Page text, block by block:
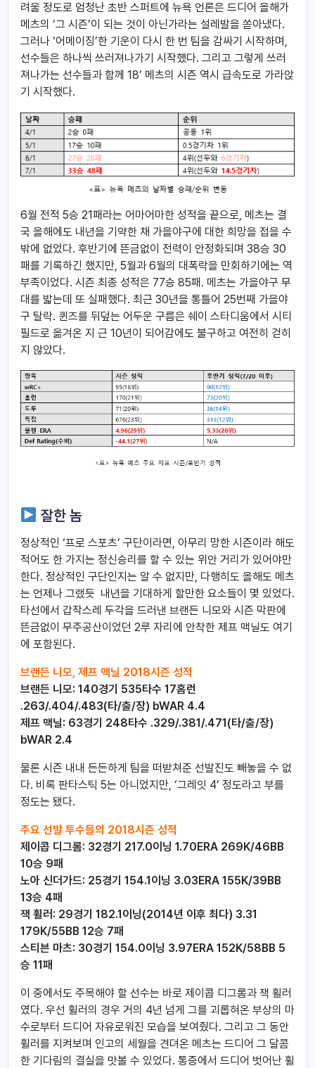
려울 정도로 엄청난 초반 스퍼트에 뉴욕 언론은 드디어 올해가
메츠의 ‘그 시즌’이 되는 것이 아닌가라는 설레발을 쏟아냈다.
그러나 ‘어메이징’한 기운이 다시 한 번 팀을 감싸기 시작하며,
선수들은 하나씩 쓰러져나가기 시작했다. 그리고 그렇게 쓰러
져나가는 선수들과 함께 18’ 메츠의 시즌 역시 급속도로 가라앉
기 시작했다.
6월 전적 5승 21패라는 어마어마한 성적을 끝으로, 메츠는 결
국 올해에도 내년을 기약한 채 가을야구에 대한 희망을 접을 수
밖에 없었다. 후반기에 뜬금없이 전력이 안정화되며 38승 30
패를 기록하긴 했지만, 5월과 6월의 대폭락을 만회하기에는 역
부족이었다. 시즌 최종 성적은 77승 85패. 메츠는 가을야구 무
대를 밟는데 또 실패했다. 최근 30년을 통틀어 25번째 가을야
구 탈락. 퀸즈를 뒤덮는 어두운 구름은 쉐이 스타디움에서 시티
필드로 옮겨온 지 근 10년이 되어감에도 불구하고 여전히 걷히
지 않았다.
잘한 놈
정상적인 ‘프로 스포츠’ 구단이라면, 아무리 망한 시즌이라 해도
적어도 한 가지는 정신승리를 할 수 있는 위안 거리가 있어야만
한다. 정상적인 구단인지는 알 수 없지만, 다행히도 올해도 메츠
는 언제나 그랬듯 내년을 기대하게 할만한 요소들이 몇 있었다.
타선에서 갑작스레 두각을 드러낸 브랜든 니모와 시즌 막판에
뜬금없이 무주공산이었던 2루 자리에 안착한 제프 맥닐도 여기
에 포함된다.
브랜든 니모, 제프 맥닐 2018시즌 성적
브랜든 니모: 140경기 535타수 17홈런
.263/.404/.483(타/출/장) bWAR 4.4
제프 맥닐: 63경기 248타수 .329/.381/.471(타/출/장)
bWAR 2.4
물론 시즌 내내 든든하게 팀을 떠받쳐준 선발진도 빼놓을 수 없
다. 비록 판타스틱 5는 아니었지만, ‘그레잇 4’ 정도라고 부를
정도는 됐다.
주요 선발 투수들의 2018시즌 성적
제이콥 디그롬: 32경기 217.0이닝 1.70ERA 269K/46BB
10승 9패
노아 신더가드: 25경기 154.1이닝 3.03ERA 155K/39BB
13승 4패
잭 휠러: 29경기 182.1이닝(2014년 이후 최다) 3.31
179K/55BB 12승 7패
스티븐 마츠: 30경기 154.0이닝 3.97ERA 152K/58BB 5
승 11패
이 중에서도 주목해야 할 선수는 바로 제이콥 디그롬과 잭 휠러
였다. 우선 휠러의 경우 거의 4년 넘게 그를 괴롭혀온 부상의 마
수로부터 드디어 자유로워진 모습을 보여줬다. 그리고 그 동안
휠러를 지켜보며 인고의 세월을 견뎌온 메츠는 드디어 그 달콤
한 기다림의 결실을 맛볼 수 있었다. 통증에서 드디어 벗어난 휠